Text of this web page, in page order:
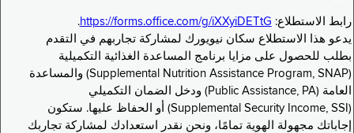
رابط الاستطلاع: https://forms.office.com/g/iXXyiDETtG
.
يدعو هذا الاستطلاع سكان نيويورك لمشاركة تجاربهم في التقدم
بطلب للحصول على مزايا برنامج المساعدة الغذائية التكميلية
(Supplemental Nutrition Assistance Program, SNAP) والمساعدة
العامة (Public Assistance, PA) ودخل الضمان التكميلي
(Supplemental Security Income, SSI) أو الحفاظ عليها. ستكون
إجاباتك مجهولة الهوية تمامًا، ونحن نقدر استعدادك لمشاركة تجاربك